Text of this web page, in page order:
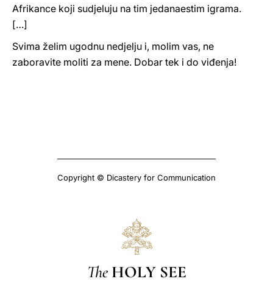
Afrikance koji sudjeluju na tim jedanaestim igrama.
[…]
Svima želim ugodnu nedjelju i, molim vas, ne
zaboravite moliti za mene. Dobar tek i do viđenja!
Copyright © Dicastery for Communication
The HOLY SEE